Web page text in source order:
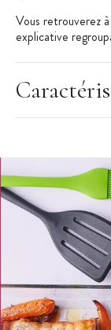
Vous retrouverez
explicative
La température
écran lumineux ce
de vos plats tout
Une fois votre
thermomètre
sont aisément
de travail ou dans
Praticité,
thermomètre de
vite un
plats cuisinés.